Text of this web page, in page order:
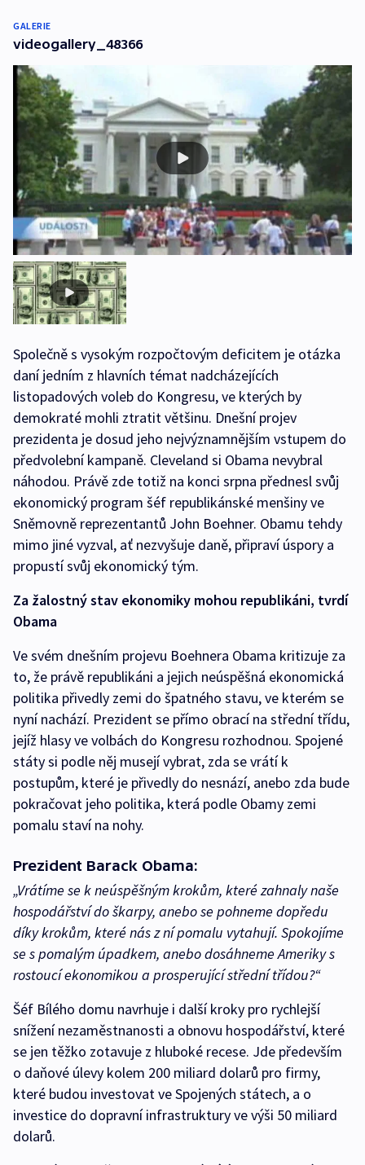
GALERIE
videogallery_48366
Společně s vysokým rozpočtovým deficitem je otázka
daní jedním z hlavních témat nadcházejících
listopadových voleb do Kongresu, ve kterých by
demokraté mohli ztratit většinu. Dnešní projev
prezidenta je dosud jeho nejvýznamnějším vstupem do
předvolební kampaně. Cleveland si Obama nevybral
náhodou. Právě zde totiž na konci srpna přednesl svůj
ekonomický program šéf republikánské menšiny ve
Sněmovně reprezentantů John Boehner. Obamu tehdy
mimo jiné vyzval, ať nezvyšuje daně, připraví úspory a
propustí svůj ekonomický tým.
Za žalostný stav ekonomiky mohou republikáni, tvrdí
Obama
Ve svém dnešním projevu Boehnera Obama kritizuje za
to, že právě republikáni a jejich neúspěšná ekonomická
politika přivedly zemi do špatného stavu, ve kterém se
nyní nachází. Prezident se přímo obrací na střední třídu,
jejíž hlasy ve volbách do Kongresu rozhodnou. Spojené
státy si podle něj musejí vybrat, zda se vrátí k
postupům, které je přivedly do nesnází, anebo zda bude
pokračovat jeho politika, která podle Obamy zemi
pomalu staví na nohy.
Prezident Barack Obama:
„Vrátíme se k neúspěšným krokům, které zahnaly naše
hospodářství do škarpy, anebo se pohneme dopředu
díky krokům, které nás z ní pomalu vytahují. Spokojíme
se s pomalým úpadkem, anebo dosáhneme Ameriky s
rostoucí ekonomikou a prosperující střední třídou?“
Šéf Bílého domu navrhuje i další kroky pro rychlejší
snížení nezaměstnanosti a obnovu hospodářství, které
se jen těžko zotavuje z hluboké recese. Jde především
o daňové úlevy kolem 200 miliard dolarů pro firmy,
které budou investovat ve Spojených státech, a o
investice do dopravní infrastruktury ve výši 50 miliard
dolarů.